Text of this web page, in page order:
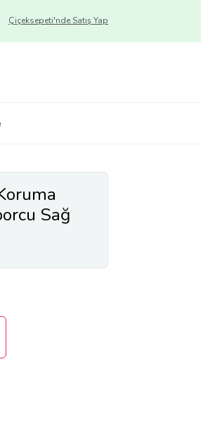
Çiçeksepeti'nde Satış Yap
Sağ